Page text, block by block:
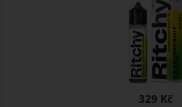
329 Kč